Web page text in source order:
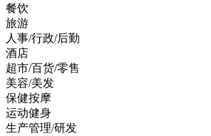
餐饮
旅游
人事/行政/后勤
酒店
超市/百货/零售
美容/美发
保健按摩
运动健身
生产管理/研发